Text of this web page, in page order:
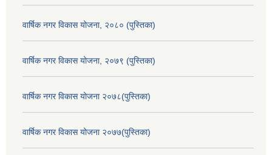
वार्षिक नगर विकास योजना, २०८० (पुस्तिका)
वार्षिक नगर विकास योजना, २०७९ (पुस्तिका)
वार्षिक नगर विकास योजना २०७८(पुस्तिका)
वार्षिक नगर विकास योजना २०७७(पुस्तिका)